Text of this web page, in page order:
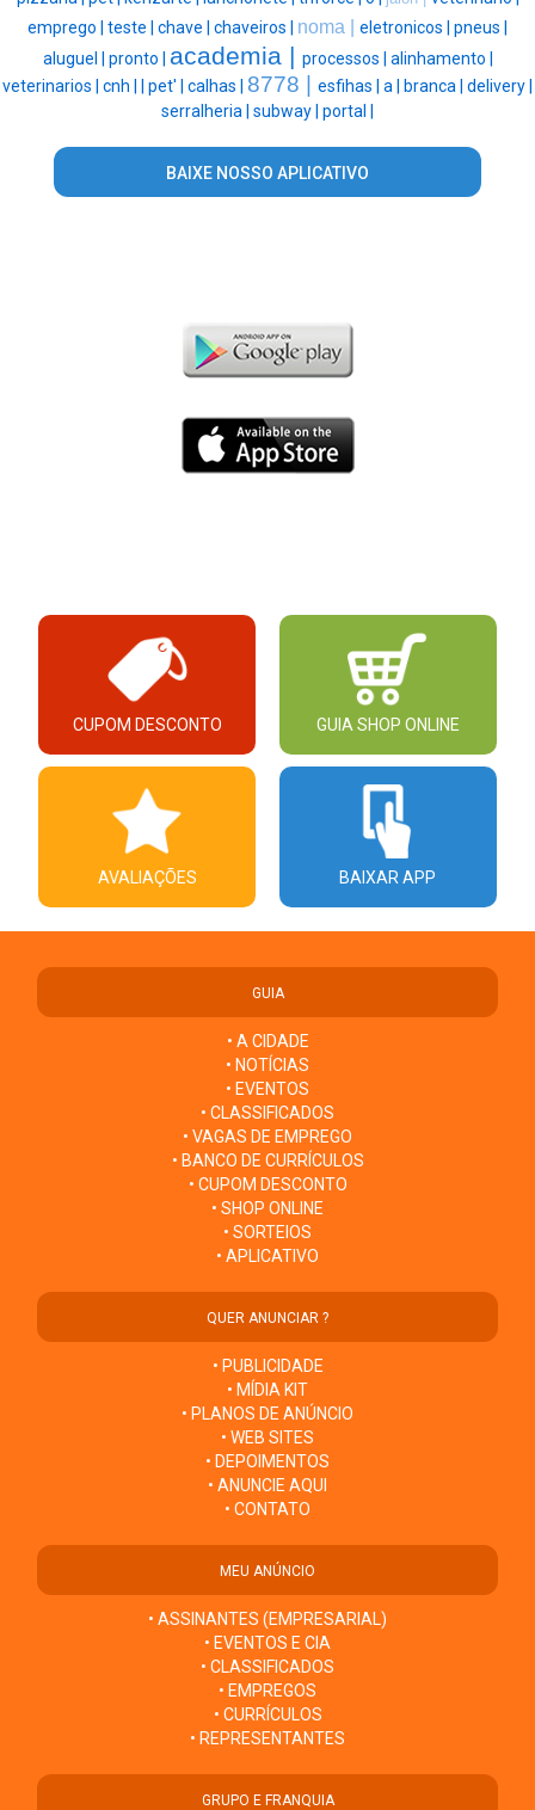
emprego | teste | chave | chaveiros | noma | eletronicos | pneus |
aluguel | pronto | academia | processos | alinhamento |
veterinarios | cnh | pet' | calhas | 8778 | esfihas | a | branca | delivery |
serralheria | subway | portal |
BAIXE NOSSO APLICATIVO
CUPOM DESCONTO GUIA SHOP ONLINE
AVALIAÇÕES BAIXAR APP
GUIA
• A CIDADE
• NOTÍCIAS
• EVENTOS
• CLASSIFICADOS
• VAGAS DE EMPREGO
• BANCO DE CURRÍCULOS
• CUPOM DESCONTO
• SHOP ONLINE
• SORTEIOS
• APLICATIVO
QUER ANUNCIAR ?
• PUBLICIDADE
• MÍDIA KIT
• PLANOS DE ANÚNCIO
• WEB SITES
• DEPOIMENTOS
• ANUNCIE AQUI
• CONTATO
MEU ANÚNCIO
• ASSINANTES (EMPRESARIAL)
• EVENTOS E CIA
• CLASSIFICADOS
• EMPREGOS
• CURRÍCULOS
• REPRESENTANTES
GRUPO E FRANQUIA